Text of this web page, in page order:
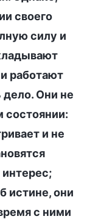
своего
силу и
работают
дело. Они не
состоянии:
и не
истине, они
с ними